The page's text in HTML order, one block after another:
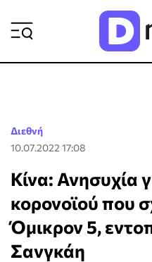
Διεθνή
10.07.2022 17:08
Κίνα: Ανησυχία
κορονοϊού που
Όμικρον 5,
Σανγκάη